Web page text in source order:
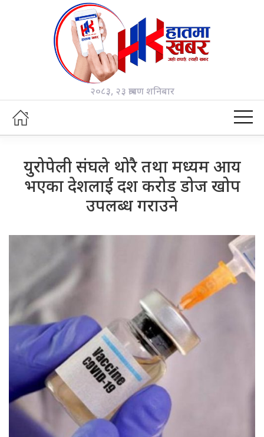
२०८३, २३ श्रावण शनिबार
युरोपेली संघले थोरै तथा मध्यम आय
भएका देशलाई दश करोड डोज खोप
उपलब्ध गराउने